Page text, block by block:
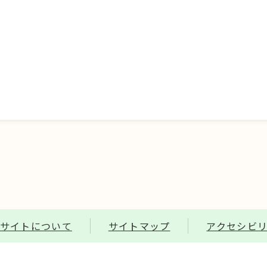
イトについて サイトマップ アクセシビ